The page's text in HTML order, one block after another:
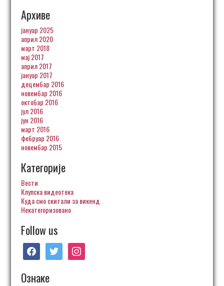
Архиве
јануар 2025
април 2020
март 2018
мај 2017
април 2017
јануар 2017
децембар 2016
новембар 2016
октобар 2016
јул 2016
јун 2016
март 2016
фебруар 2016
новембар 2015
Категорије
Вести
Клупска видеотека
Куда смо скитали за викенд
Некатегоризовано
Follow us
facebooktwitter instagram
Ознаке